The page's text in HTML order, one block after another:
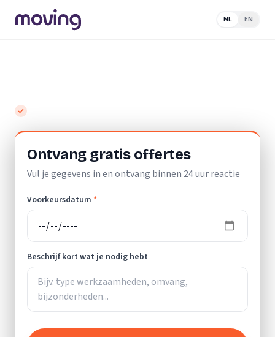
NL EN
Ontvang gratis offertes
Vul je gegevens in en ontvang binnen 24 uur reactie
Voorkeursdatum *
Beschrijf kort wat je nodig hebt